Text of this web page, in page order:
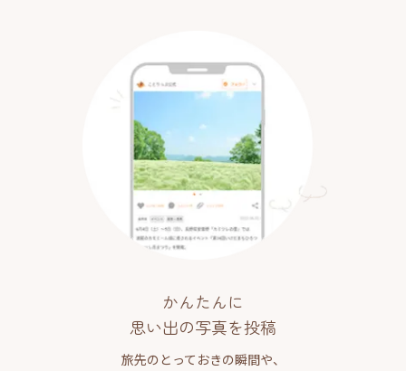
かんたんに
思い出の写真を投稿
旅先のとっておきの瞬間や、